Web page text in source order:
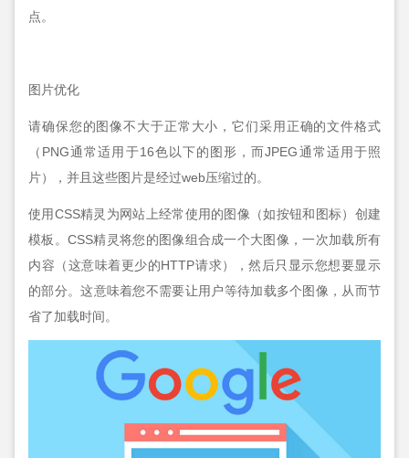
点。
图片优化
请确保您的图像不大于正常大小，它们采用正确的文件格式
（PNG通常适用于16色以下的图形，而JPEG通常适用于照
片），并且这些图片是经过web压缩过的。
使用CSS精灵为网站上经常使用的图像（如按钮和图标）创建
模板。CSS精灵将您的图像组合成一个大图像，一次加载所有
内容（这意味着更少的HTTP请求），然后只显示您想要显示
的部分。这意味着您不需要让用户等待加载多个图像，从而节
省了加载时间。